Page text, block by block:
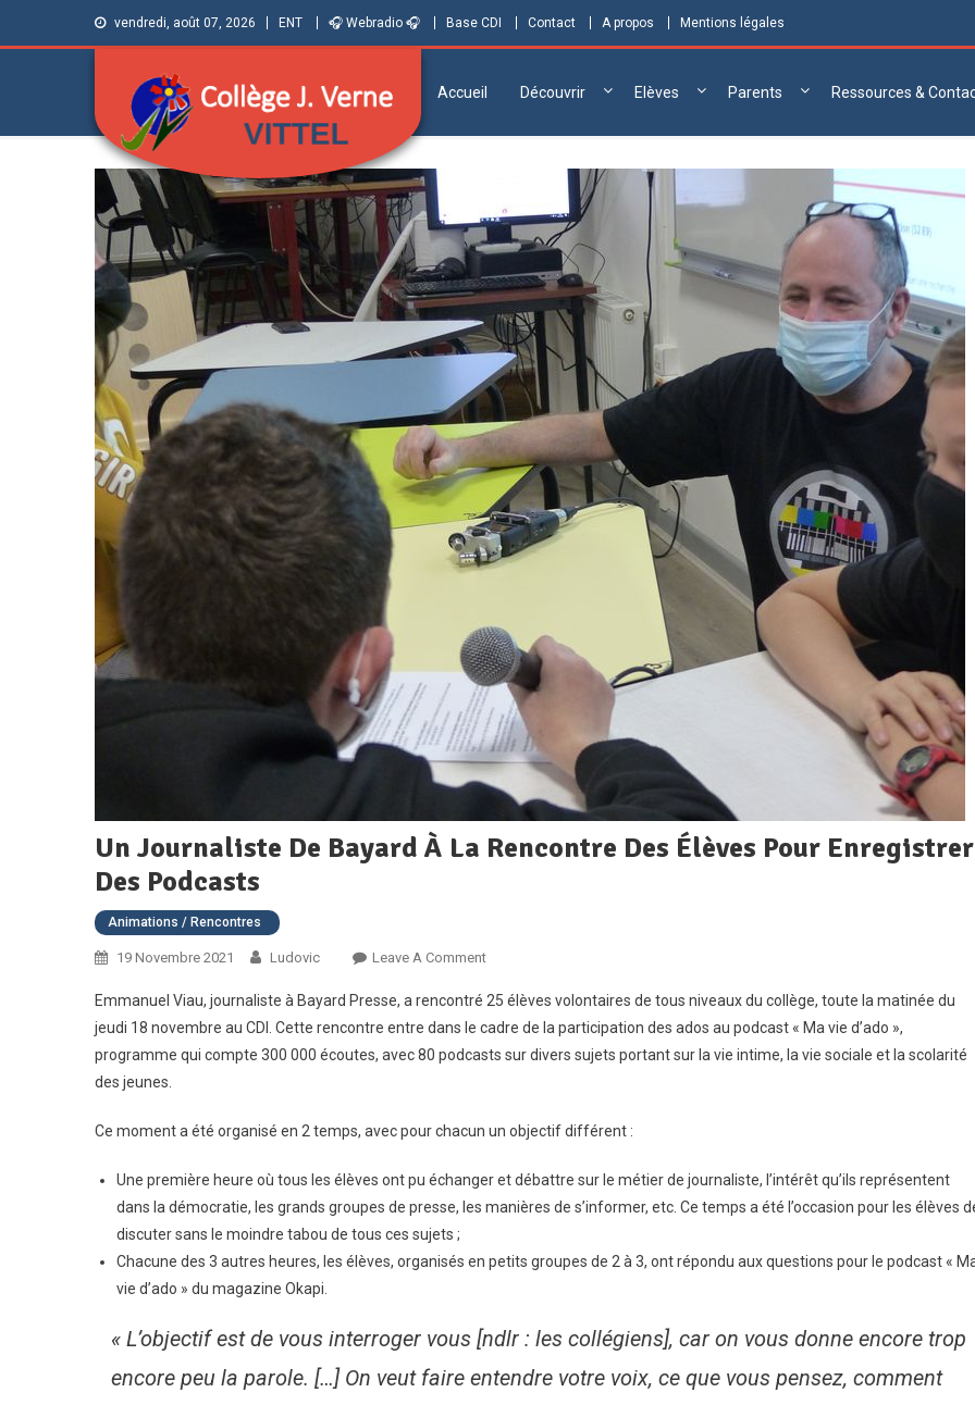
vendredi, août 07, 2026 ENT 🎧 Webradio 🎧 Base CDI Contact A propos Mentions légales
Collège Jules
Verne de Vittel
(Vosges)
Informations et ressources pour élèves,
parents et personnels
Accueil Découvrir Elèves Parents Ressources &
Un Journaliste De Bayard À La Rencontre Des Élèves Pour Enregistrer
Des Podcasts
Animations / Rencontres
19 Novembre 2021 Ludovic Leave A CommentOn
Journaliste
De
Bayard
Rencontre
Élèves
Pour
Des
Emmanuel Viau, journaliste à Bayard Presse, a rencontré 25 élèves volontaires de tous niveaux du collège, toute la matinée du
jeudi 18 novembre au CDI. Cette rencontre entre dans le cadre de la participation des ados au podcast « Ma vie d’ado »,
programme qui compte 300 000 écoutes, avec 80 podcasts sur divers sujets portant sur la vie intime, la vie sociale et la scolarité
des jeunes.
Ce moment a été organisé en 2 temps, avec pour chacun un objectif différent :
Une première heure où tous les élèves ont pu échanger et débattre sur le métier de journaliste, l’intérêt qu’ils représentent
dans la démocratie, les grands groupes de presse, les manières de s’informer, etc. Ce temps a été l’occasion pour les élèves
discuter sans le moindre tabou de tous ces sujets ;
Chacune des 3 autres heures, les élèves, organisés en petits groupes de 2 à 3, ont répondu aux questions pour le podcast «
vie d’ado » du magazine Okapi.
« L’objectif est de vous interroger vous [ndlr : les collégiens], car on vous donne encore trop
encore peu la parole. […] On veut faire entendre votre voix, ce que vous pensez, comment